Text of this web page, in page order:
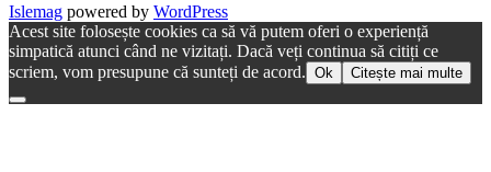
Islemag powered by WordPress
Acest site folosește cookies ca să vă putem oferi o experiență
simpatică atunci când ne vizitați. Dacă veți continua să citiți ce
scriem, vom presupune că sunteți de acord. Ok Citește mai multe